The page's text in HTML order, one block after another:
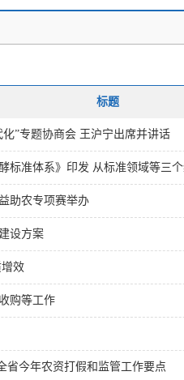
标题
”专题协商会 王沪宁出席并讲话
标准体系》印发 从标准领域等三
助农专项赛举办
设方案
效
购等工作
省今年农资打假和监管工作要点